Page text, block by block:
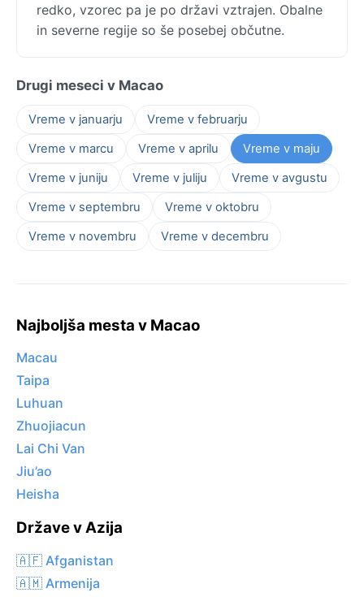
redko, vzorec pa je po državi vztrajen. Obalne
in severne regije so še posebej občutne.
Drugi meseci v Macao
Vreme v januarju
Vreme v februarju
Vreme v marcu
Vreme v aprilu
Vreme v maju
Vreme v juniju
Vreme v juliju
Vreme v avgustu
Vreme v septembru
Vreme v oktobru
Vreme v novembru
Vreme v decembru
Najboljša mesta v Macao
Macau
Taipa
Luhuan
Zhuojiacun
Lai Chi Van
Jiu’ao
Heisha
Države v Azija
🇦🇫 Afganistan
🇦🇲 Armenija